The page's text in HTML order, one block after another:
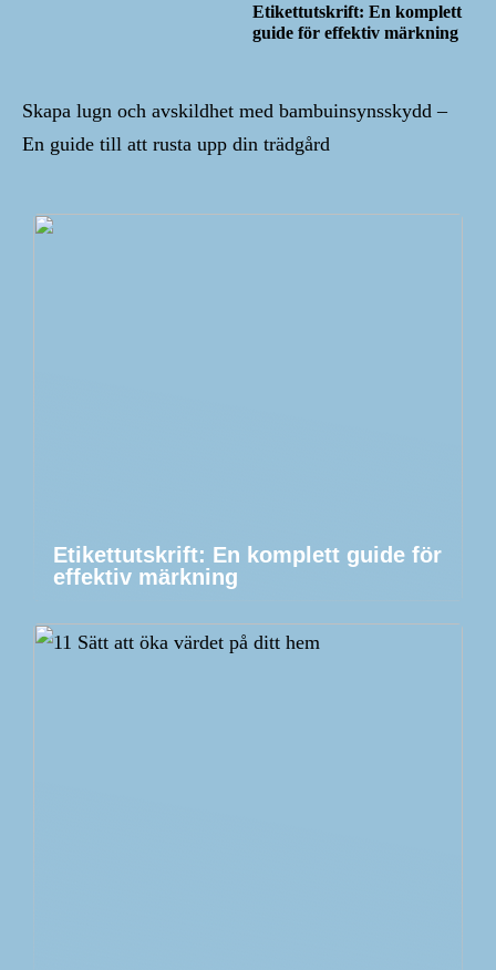
Etikettutskrift: En komplett
guide för effektiv märkning
Skapa lugn och avskildhet med bambuinsynsskydd –
En guide till att rusta upp din trädgård
Etikettutskrift: En komplett guide för
effektiv märkning